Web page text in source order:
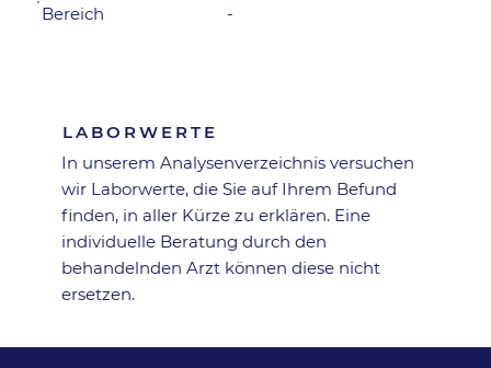
Bereich
-
LABORWERTE
In unserem Analysen­verzeichnis versuchen
wir Laborwerte, die Sie auf Ihrem Befund
finden, in aller Kürze zu erklären. Eine
individuelle Beratung durch den
behandelnden Arzt können diese nicht
ersetzen.